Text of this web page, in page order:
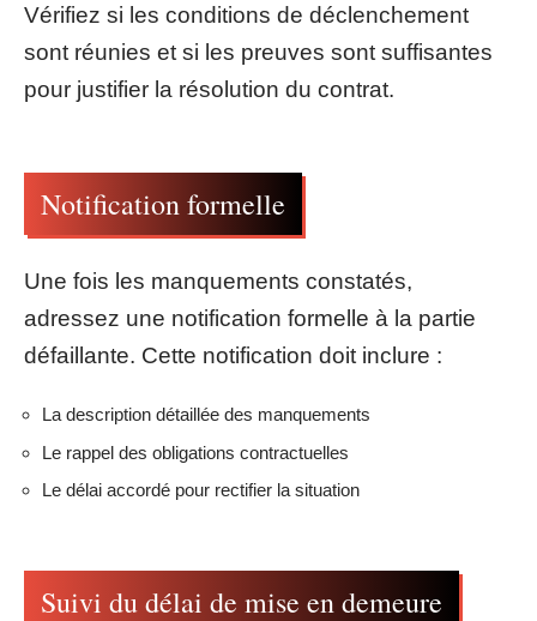
Vérifiez si les conditions de déclenchement
sont réunies et si les preuves sont suffisantes
pour justifier la résolution du contrat.
Notification formelle
Une fois les manquements constatés,
adressez une notification formelle à la partie
défaillante. Cette notification doit inclure :
La description détaillée des manquements
Le rappel des obligations contractuelles
Le délai accordé pour rectifier la situation
Suivi du délai de mise en demeure